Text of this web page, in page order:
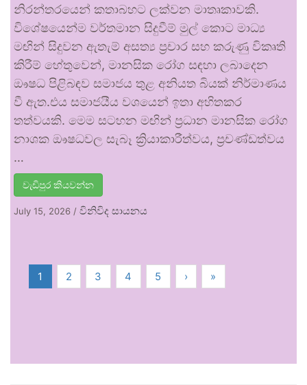
නිරන්තරයෙන් කතාබහට ලක්වන මාතෘකාවකි.
විශේෂයෙන්ම වර්තමාන සිදුවීම් මුල් කොට මාධ්‍ය
මඟින් සිදුවන ඇතැම් අසත්‍ය ප්‍රචාර සහ කරුණු විකෘති
කිරීම් හේතුවෙන්, මානසික රෝග සඳහා ලබාදෙන
ඖෂධ පිළිබඳව සමාජය තුළ අනියත බියක් නිර්මාණය
වී ඇත.එය සමාජයීය වශයෙන් ඉතා අහිතකර
තත්වයකි. මෙම සටහන මඟින් ප්‍රධාන මානසික රෝග
නාශක ඖෂධවල සැබෑ ක්‍රියාකාරීත්වය, ප්‍රචණ්ඩත්වය
…
වැඩිපුර කියවන්න
July 15, 2026 / විනිවිද සායනය
1 2 3 4 5 › »